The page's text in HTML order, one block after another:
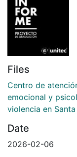
Files
Centro de
emocional y
violencia en
Date
2026-02-06